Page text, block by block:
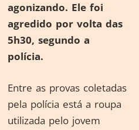
agonizando. Ele foi
agredido por volta das
5h30, segundo a
polícia.
Entre as provas coletadas
pela polícia está a roupa
utilizada pelo jovem